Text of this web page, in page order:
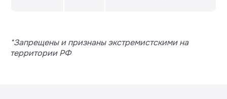
*Запрещены и признаны экстремистскими на
территории РФ